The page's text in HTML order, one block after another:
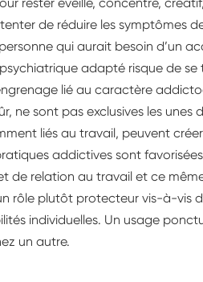
de réduire les symptômes
qui aurait besoin d’un
adapté risque de se
lié au caractère
ne sont pas exclusives les unes
liés au travail, peuvent
addictives sont
de relation au travail et ce même
rôle plutôt protecteur vis-à-vis
individuelles. Un usage
un autre.